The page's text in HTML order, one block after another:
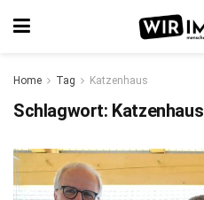
Home Tag Katzenhaus
Schlagwort: Katzenhaus